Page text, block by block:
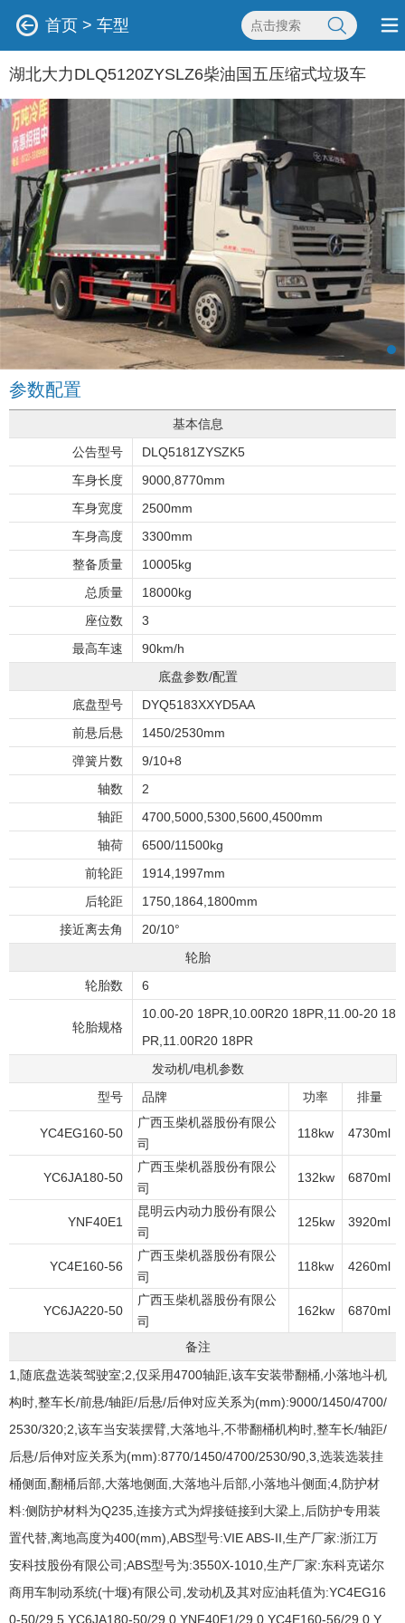
首页 > 车型
湖北大力DLQ5120ZYSLZ6柴油国五压缩式垃圾车
参数配置
基本信息
公告型号
DLQ5181ZYSZK5
车身长度
9000,8770mm
车身宽度
2500mm
车身高度
3300mm
整备质量
10005kg
总质量
18000kg
座位数
3
最高车速
90km/h
底盘参数/配置
底盘型号
DYQ5183XXYD5AA
前悬后悬
1450/2530mm
弹簧片数
9/10+8
轴数
2
轴距
4700,5000,5300,5600,4500mm
轴荷
6500/11500kg
前轮距
1914,1997mm
后轮距
1750,1864,1800mm
接近离去角
20/10°
轮胎
轮胎数
6
轮胎规格
10.00-20 18PR,10.00R20 18PR,11.00-20 18
PR,11.00R20 18PR
发动机/电机参数
型号
品牌 功率 排量
YC4EG160-50
广西玉柴机器股份有限公
司
118kw 4730ml
YC6JA180-50
广西玉柴机器股份有限公
司
132kw 6870ml
YNF40E1
昆明云内动力股份有限公
司
125kw 3920ml
YC4E160-56
广西玉柴机器股份有限公
司
118kw 4260ml
YC6JA220-50
广西玉柴机器股份有限公
司
162kw 6870ml
备注
1,随底盘选装驾驶室;2,仅采用4700轴距,该车安装带翻桶,小落地斗机
构时,整车长/前悬/轴距/后悬/后伸对应关系为(mm):9000/1450/4700/
2530/320;2,该车当安装摆臂,大落地斗,不带翻桶机构时,整车长/轴距/
后悬/后伸对应关系为(mm):8770/1450/4700/2530/90,3,选装选装挂
桶侧面,翻桶后部,大落地侧面,大落地斗后部,小落地斗侧面;4,防护材
料:侧防护材料为Q235,连接方式为焊接链接到大梁上,后防护专用装
置代替,离地高度为400(mm),ABS型号:VIE ABS-II,生产厂家:浙江万
安科技股份有限公司;ABS型号为:3550X-1010,生产厂家:东科克诺尔
商用车制动系统(十堰)有限公司,发动机及其对应油耗值为:YC4EG16
0-50/29.5,YC6JA180-50/29.0,YNF40E1/29.0,YC4E160-56/29.0,Y